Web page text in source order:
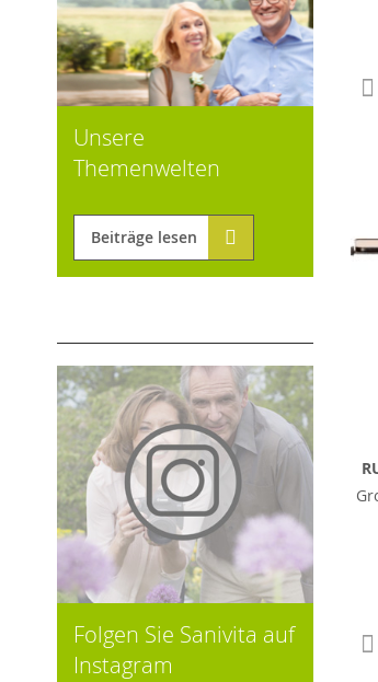
Unsere
Themenwelten
Beiträge lesen
Folgen Sie Sanivita auf
Instagram